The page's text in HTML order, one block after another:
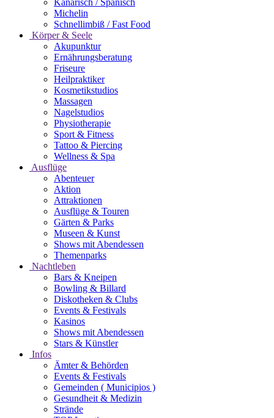
Kanarisch / Spanisch
Michelin
Schnellimbiß / Fast Food
Körper & Seele
Akupunktur
Ernährungsberatung
Friseure
Heilpraktiker
Kosmetikstudios
Massagen
Nagelstudios
Physiotherapie
Sport & Fitness
Tattoo & Piercing
Wellness & Spa
Ausflüge
Abenteuer
Aktion
Attraktionen
Ausflüge & Touren
Gärten & Parks
Museen & Kunst
Shows mit Abendessen
Themenparks
Nachtleben
Bars & Kneipen
Bowling & Billard
Diskotheken & Clubs
Events & Festivals
Kasinos
Shows mit Abendessen
Stars & Künstler
Infos
Ämter & Behörden
Events & Festivals
Gemeinden ( Municipios )
Gesundheit & Medizin
Strände